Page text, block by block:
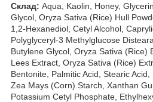
Склад: Aqua, Kaolin, Honey,
Glycol, Oryza Sativa (Rice) Hull
1,2-Hexanediol, Cetyl Alcohol,
Polyglyceryl-3 Methylglucose
Butylene Glycol, Oryza Sativa (Rice)
Lees Extract, Oryza Sativa (Rice)
Bentonite, Palmitic Acid, Stearic
Zea Mays (Corn) Starch, Xanthan
Potassium Cetyl Phosphate,